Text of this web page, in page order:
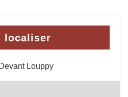
localiser
Louppy